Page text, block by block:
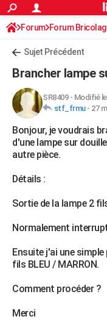
ACTUALITÉS
Politique
Société
Faits Divers
Education
Monde
Villes
+
FINANCE
Retraite
Impôts
Epargne
Immobilier
Risques naturels par ville
Banque
Assurance
Crédit
AUTO
Essais
Réserver un essai
Citadines
Berlines
SUV
Forum auto
+HIGH-TECH
Mobiles
Meilleur smartphone
Internet
Ordinateurs
Jeux vidéo
Guide high-tech
+
Forum
Aménagement intérieur
Extérieur
Cuisine
Salle de bains
Jardinage
Rangement
Alimentation
Guide de la santé
Maladies
Médicaments
Sommeil
VOYAGE
Destinations
City break
Voyage nature
Voyage de noces
Forum
Climat
+PHOTO
GUIDES D'ACHAT
Forum Forum
Sujet Précédent
Brancher lampe
SR8409- Modifié
stf_frmu- 27
Bonjour, je voudrais
d'une lampe sur
autre pièce.
Détails :
Sortie de la lampe 2
Normalement
Ensuite j'ai une
fils BLEU / MARRON.
Comment procéder ?
Merci